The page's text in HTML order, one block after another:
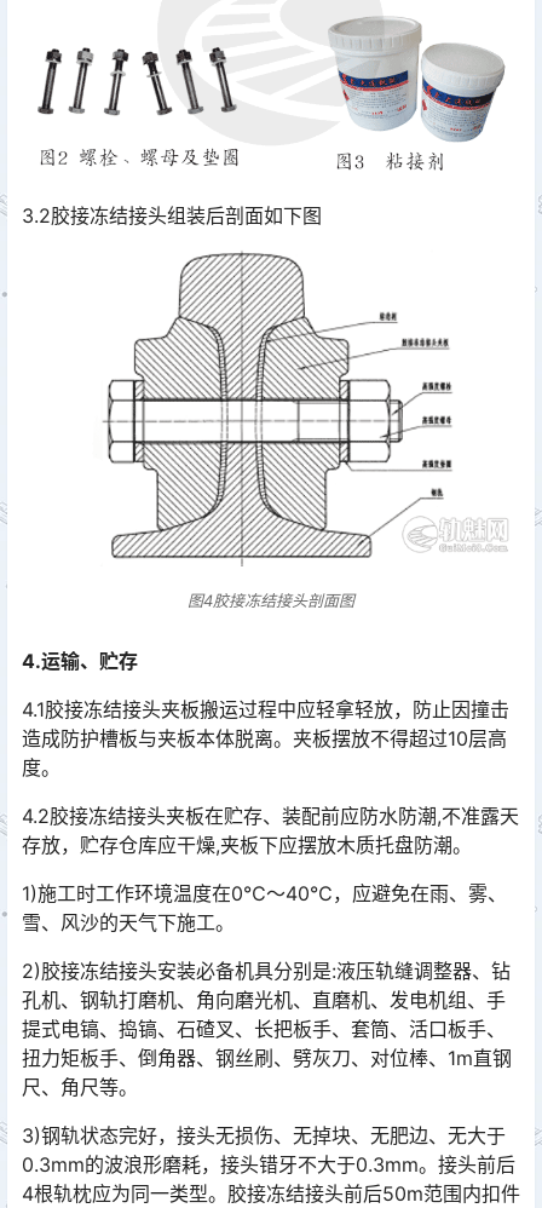
3.2胶接冻结接头组装后剖面如下图
图4胶接冻结接头剖面图
4.运输、贮存
4.1胶接冻结接头夹板搬运过程中应轻拿轻放，防止因撞击
造成防护槽板与夹板本体脱离。夹板摆放不得超过10层高
度。
4.2胶接冻结接头夹板在贮存、装配前应防水防潮,不准露天
存放，贮存仓库应干燥,夹板下应摆放木质托盘防潮。
1)施工时工作环境温度在0℃～40℃，应避免在雨、雾、
雪、风沙的天气下施工。
2)胶接冻结接头安装必备机具分别是:液压轨缝调整器、钻
孔机、钢轨打磨机、角向磨光机、直磨机、发电机组、手
提式电镐、捣镐、石碴叉、长把板手、套筒、活口板手、
扭力矩板手、倒角器、钢丝刷、劈灰刀、对位棒、1m直钢
尺、角尺等。󠅅󠅃󠄵󠅂󠄪󠇖󠆨󠆨󠇕󠆞󠆒󠅬󠇘󠆭󠆘󠇙󠆝󠅵󠇗󠆭󠆁󠄐󠇗󠅹󠅸󠇖󠆍󠅳󠇖󠅹󠅰󠇖󠆌󠅹
3)钢轨状态完好，接头无损伤、无掉块、无肥边、无大于
0.3mm的波浪形磨耗，接头错牙不大于0.3mm。接头前后
4根轨枕应为同一类型。胶接冻结接头前后50m范围内扣件